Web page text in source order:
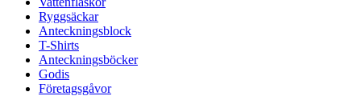
Ryggsäckar
Anteckningsblock
T-Shirts
Anteckningsböcker
Godis
Företagsgåvor